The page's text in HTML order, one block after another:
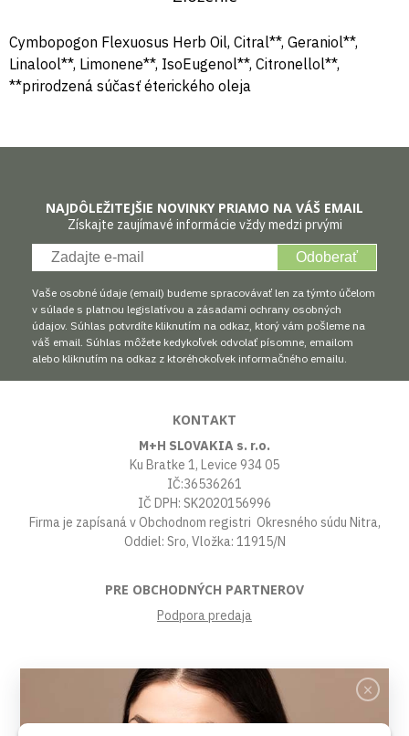
Cymbopogon Flexuosus Herb Oil, Citral**, Geraniol**,
Linalool**, Limonene**, IsoEugenol**, Citronellol**,
**prirodzená súčasť éterického oleja
NAJDÔLEŽITEJŠIE NOVINKY PRIAMO NA VÁŠ EMAIL
Získajte zaujímavé informácie vždy medzi prvými
Odoberať
Vaše osobné údaje (email) budeme spracovávať len za týmto účelom
v súlade s platnou legislatívou a zásadami ochrany osobných
údajov. Súhlas potvrdíte kliknutím na odkaz, ktorý vám pošleme na
váš email. Súhlas môžete kedykoľvek odvolať písomne, emailom
alebo kliknutím na odkaz z ktoréhokoľvek informačného emailu.
KONTAKT
M+H SLOVAKIA s. r.o.
Ku Bratke 1, Levice 934 05
IČ:36536261
IČ DPH: SK2020156996
Firma je zapísaná v Obchodnom registri Okresného súdu Nitra,
Oddiel: Sro, Vložka: 11915/N
PRE OBCHODNÝCH PARTNEROV
Podpora predaja
VŠETKO O NÁKUPE
Obchodné podmienky
Platby a poštovné